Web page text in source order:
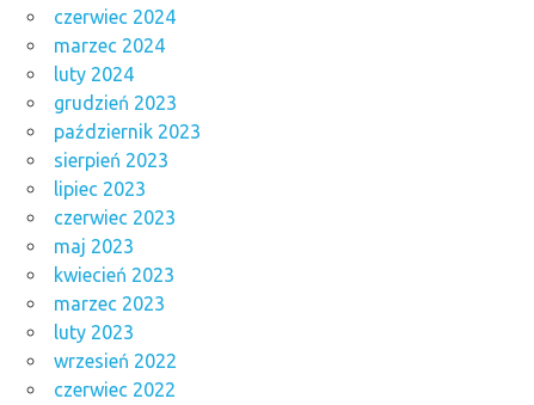
czerwiec 2024
marzec 2024
luty 2024
grudzień 2023
październik 2023
sierpień 2023
lipiec 2023
czerwiec 2023
maj 2023
kwiecień 2023
marzec 2023
luty 2023
wrzesień 2022
czerwiec 2022